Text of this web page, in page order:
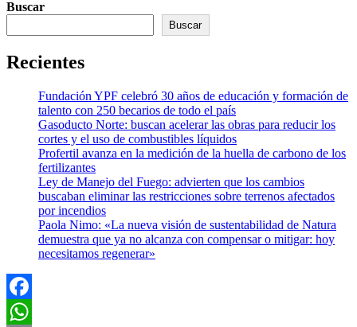
Buscar
Buscar
Recientes
Fundación YPF celebró 30 años de educación y formación de
talento con 250 becarios de todo el país
Gasoducto Norte: buscan acelerar las obras para reducir los
cortes y el uso de combustibles líquidos
Profertil avanza en la medición de la huella de carbono de los
fertilizantes
Ley de Manejo del Fuego: advierten que los cambios
buscaban eliminar las restricciones sobre terrenos afectados
por incendios
Paola Nimo: «La nueva visión de sustentabilidad de Natura
demuestra que ya no alcanza con compensar o mitigar: hoy
necesitamos regenerar»
Facebook